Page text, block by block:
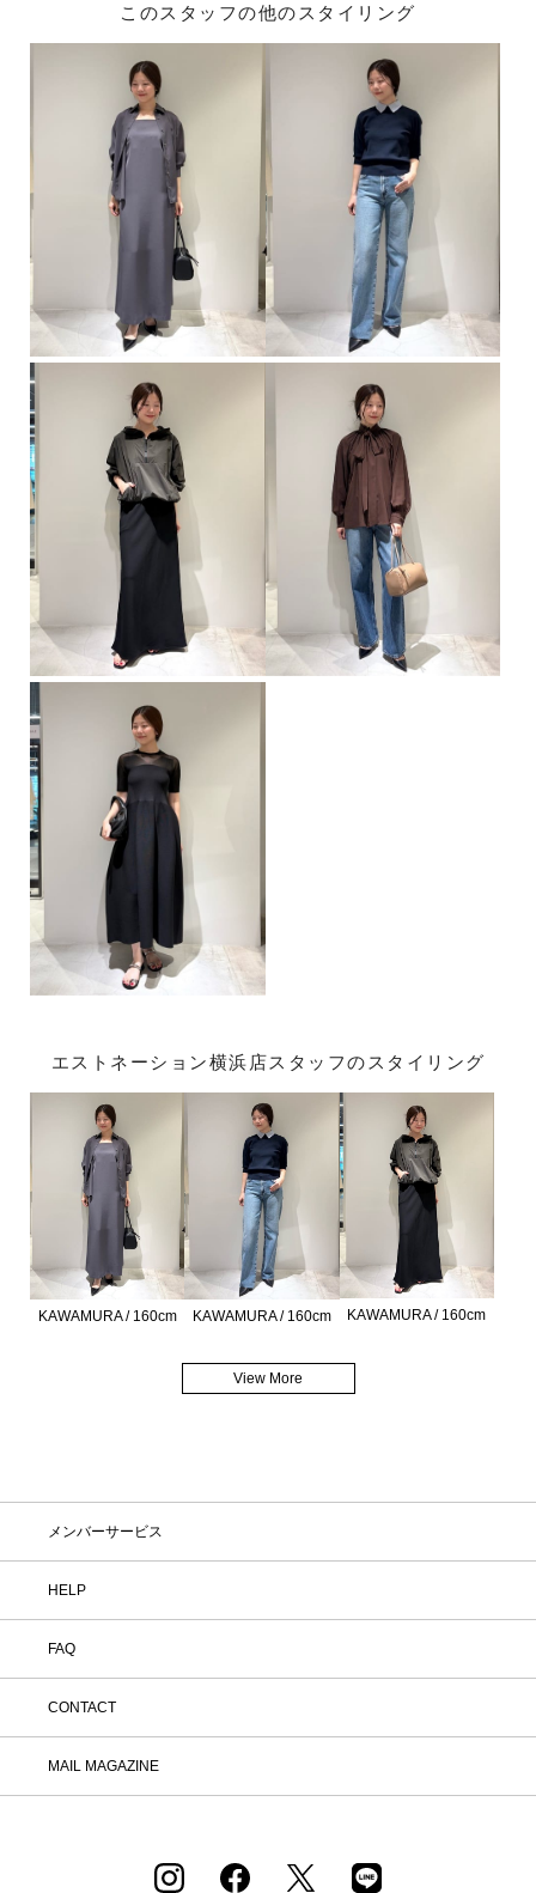
このスタッフの他のスタイリング
エストネーション横浜店スタッフのスタイリング
KAWAMURA / 160cm KAWAMURA / 160cm KAWAMURA / 160cm
View More
メンバーサービス
HELP
FAQ
CONTACT
MAIL MAGAZINE